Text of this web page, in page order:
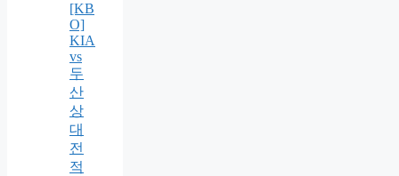
[KB
O]
KIA
vs
두
산
상
대
전
적